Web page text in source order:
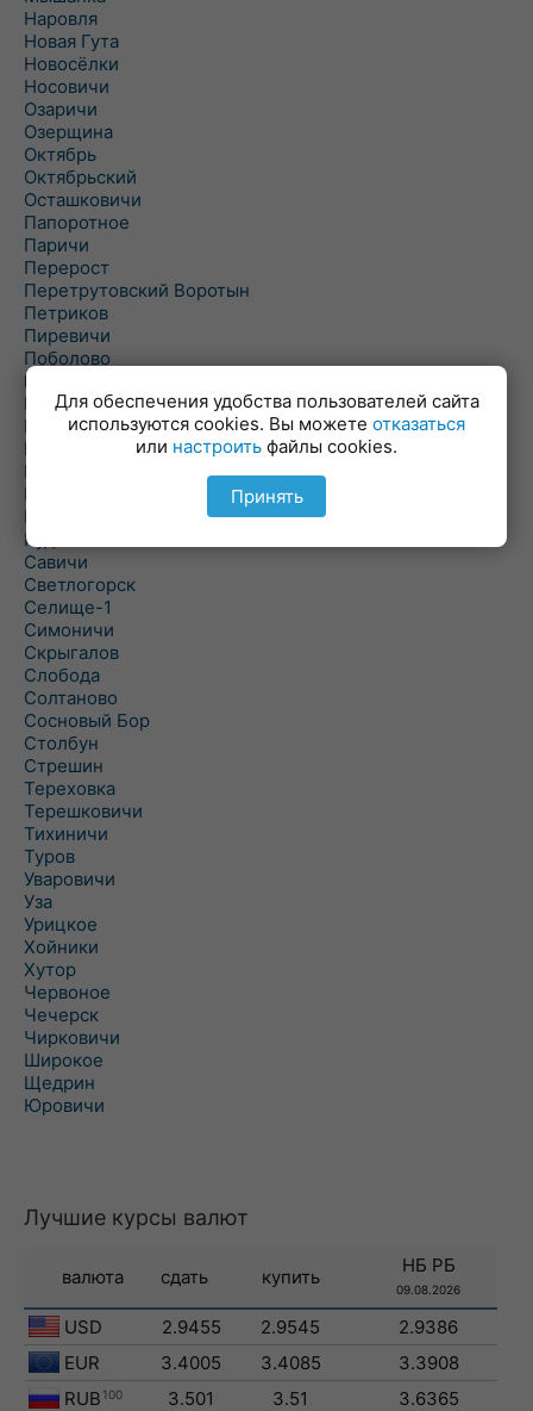
Наровля
Новая Гута
Новосёлки
Носовичи
Озаричи
Озерщина
Октябрь
Октябрьский
Осташковичи
Папоротное
Паричи
Перерост
Перетрутовский Воротын
Петриков
Пиревичи
Поболово
Поколюбичи
Полесье
Птичь
Речица
Ровенская Слобода
Рогачев
Рогинь
Рудня
Савичи
Светлогорск
Селище-1
Симоничи
Скрыгалов
Слобода
Солтаново
Сосновый Бор
Столбун
Стрешин
Тереховка
Терешковичи
Тихиничи
Туров
Уваровичи
Уза
Урицкое
Хойники
Хутор
Червоное
Чечерск
Чирковичи
Широкое
Щедрин
Юровичи
Лучшие курсы валют
валюта сдать купить
НБ РБ
09.08.2026
USD 2.9455 2.9545
2.9386
EUR
3.4005 3.4085
3.3908
RUB 100 3.501 3.51
3.6365
Для обеспечения удобства пользователей сайта
используются cookies. Вы можете отказаться
или настроить файлы cookies.
Принять